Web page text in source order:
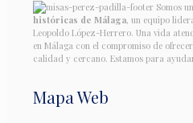
Somos
históricas de Málaga, un equipo
Leopoldo López-Herrero. Una vida
en Málaga con el compromiso de
calidad y cercano. Estamos para
Mapa Web